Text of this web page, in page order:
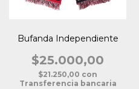
Bufanda Independiente
$25.000,00
$21.250,00 con
Transferencia bancaria